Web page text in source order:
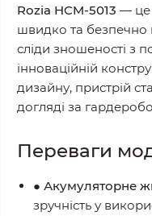
Rozia HCM-5013 — це
швидко та безпечно
сліди зношеності з
інноваційній
дизайну, пристрій
догляді за
Переваги
● Акумуляторне
зручність у